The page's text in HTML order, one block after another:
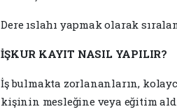
Dere ıslahı yapmak olarak
İŞKUR KAYIT NASIL YAPILIR?
İş bulmakta zorlananların,
kişinin mesleğine veya eğitim